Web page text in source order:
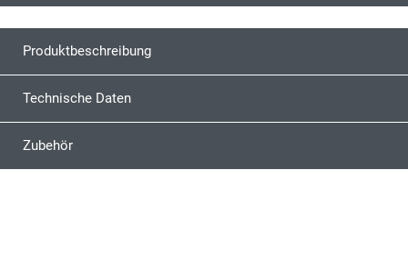
Produktbeschreibung
Technische Daten
Zubehör